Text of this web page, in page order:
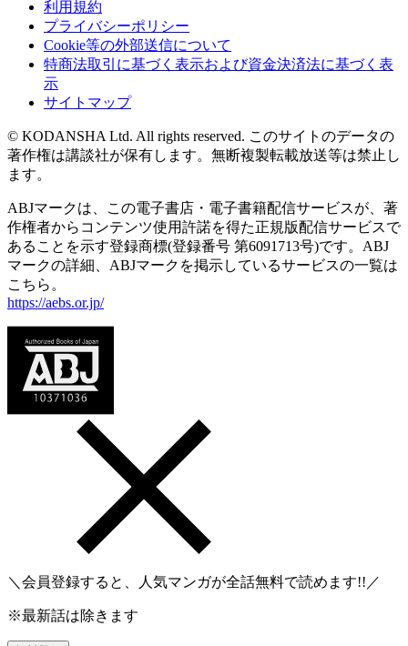
利用規約
プライバシーポリシー
Cookie等の外部送信について
特商法取引に基づく表示および資金決済法に基づく表
示
サイトマップ
© KODANSHA Ltd. All rights reserved. このサイトのデータの
著作権は講談社が保有します。無断複製転載放送等は禁止し
ます。
ABJマークは、この電子書店・電子書籍配信サービスが、著
作権者からコンテンツ使用許諾を得た正規版配信サービスで
あることを示す登録商標(登録番号 第6091713号)です。ABJ
マークの詳細、ABJマークを掲示しているサービスの一覧は
こちら。
https://aebs.or.jp/
＼会員登録すると、人気マンガが全話無料で読めます!!／
※最新話は除きます